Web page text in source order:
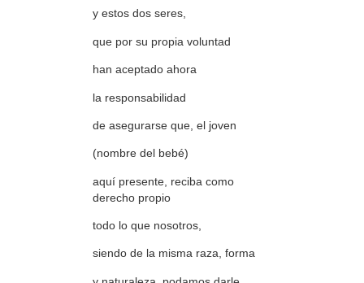
y estos dos seres,
que por su propia voluntad
han aceptado ahora
la responsabilidad
de asegurarse que, el joven
(nombre del bebé)
aquí presente, reciba como
derecho propio
todo lo que nosotros,
siendo de la misma raza, forma